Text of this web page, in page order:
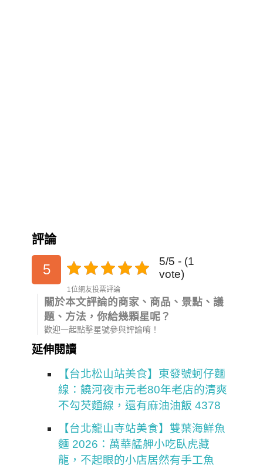
評論
5
5/5 - (1
vote)
1位網友投票評論
關於本文評論的商家、商品、景點、議
題、方法，你給幾顆星呢？
歡迎一起點擊星號參與評論唷！
延伸閱讀
【台北松山站美食】東發號蚵仔麵
線：饒河夜市元老80年老店的清爽
不勾芡麵線，還有麻油油飯 4378
【台北龍山寺站美食】雙葉海鮮魚
麵 2026：萬華艋舺小吃臥虎藏
龍，不起眼的小店居然有手工魚